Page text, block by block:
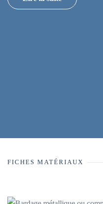
FICHES MATÉRIAUX